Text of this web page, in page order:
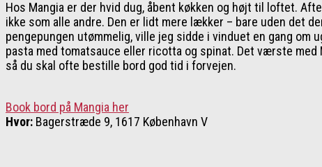
Hos Mangia er der hvid dug, åbent køkken og højt til loftet.
ikke som alle andre. Den er lidt mere lækker – bare uden det
pengepungen utømmelig, ville jeg sidde i vinduet en gang om
pasta med tomatsauce eller ricotta og spinat. Det værste
så du skal ofte bestille bord god tid i forvejen.
Book bord på Mangia her
Hvor: Bagerstræde 9, 1617 København V